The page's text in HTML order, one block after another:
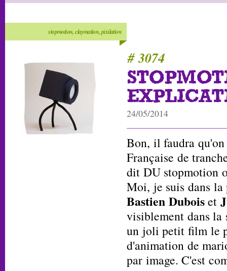
stopmotion, claymation, pixilation
# 3074
24/05/2014
Bon, il faudra
Française de
dit DU stopmotion
Moi, je suis dans la
Bastien Duboiset
visiblement dans la
un joli petit film le
d'animation de
par image. C'est